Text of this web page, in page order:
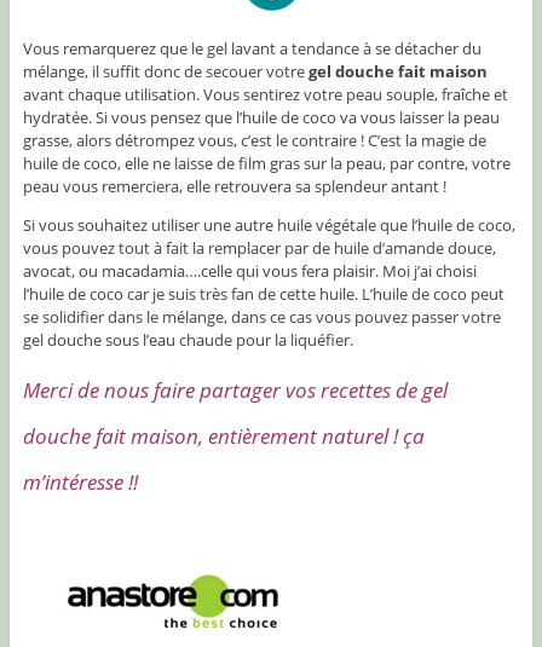
Vous remarquerez que le gel lavant a tendance à se détacher du
mélange, il suffit donc de secouer votregel douche fait maison
avant chaque utilisation. Vous sentirez votre peau souple, fraîche et
hydratée. Si vous pensez que l’huile de coco va vous laisser la peau
grasse, alors détrompez vous, c’est le contraire ! C’est la magie de
huile de coco, elle ne laisse de film gras sur la peau, par contre, votre
peau vous remerciera, elle retrouvera sa splendeur antant !
Si vous souhaitez utiliser une autre huile végétale que l’huile de coco,
vous pouvez tout à fait la remplacer par de huile d’amande douce,
avocat, ou macadamia….celle qui vous fera plaisir. Moi j’ai choisi
l’huile de coco car je suis très fan de cette huile. L’huile de coco peut
se solidifier dans le mélange, dans ce cas vous pouvez passer votre
gel douche sous l’eau chaude pour la liquéfier.
Merci de nous faire partager vos recettes de gel
douche fait maison, entièrement naturel ! ça
m’intéresse !!